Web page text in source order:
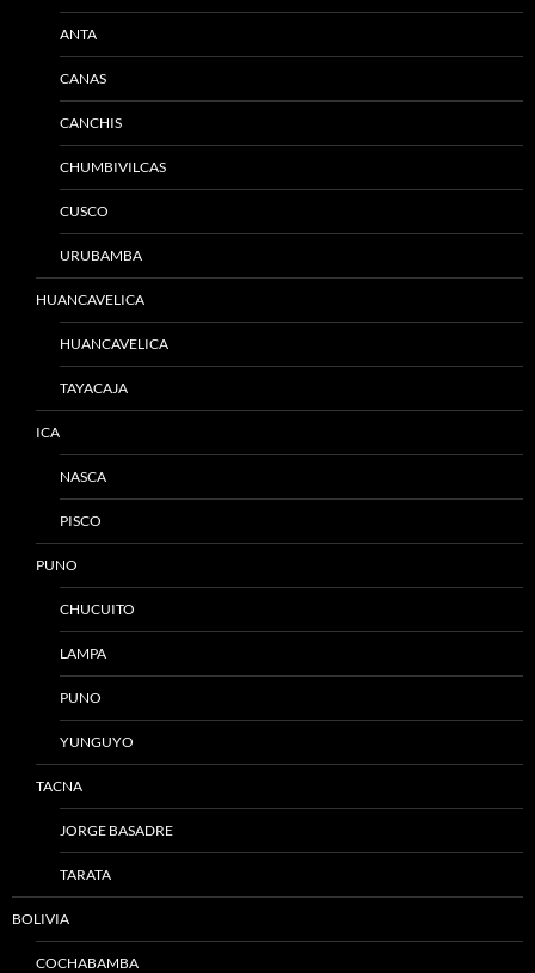
ANTA
CANAS
CANCHIS
CHUMBIVILCAS
CUSCO
URUBAMBA
HUANCAVELICA
HUANCAVELICA
TAYACAJA
ICA
NASCA
PISCO
PUNO
CHUCUITO
LAMPA
PUNO
YUNGUYO
TACNA
JORGE BASADRE
TARATA
BOLIVIA
COCHABAMBA